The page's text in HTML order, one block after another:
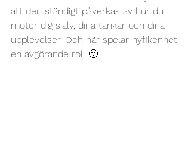
att den ständigt påverkas av hur du
möter dig själv, dina tankar och dina
upplevelser. Och här spelar nyfikenhet
en avgörande roll 🙂